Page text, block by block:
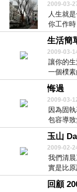
2009-03-
人生就
你工作
生活簡
2009-03-
讓你的
一個樸
朋友...
悔過
2009-03-
因為固
包容導
緒性...
玉山
2009-02-
我們清
實是比
我...
回顧